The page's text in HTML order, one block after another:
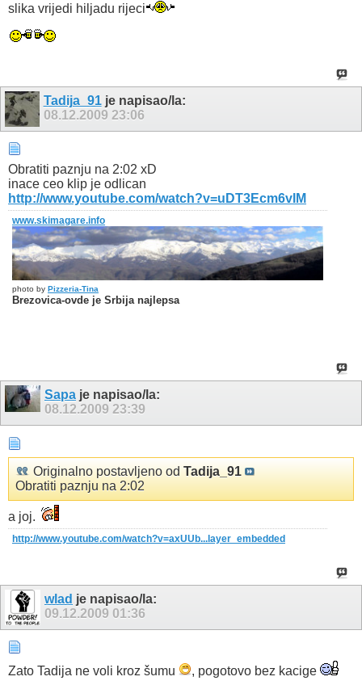
slika vrijedi hiljadu rijeci
Tadija_91je napisao/la:
08.12.2009 23:06
Obratiti paznju na 2:02 xD
inace ceo klip je odlican
http://www.youtube.com/watch?v=uDT3Ecm6vIM
www.skimagare.info
photo by Pizzeria-Tina
Brezovica-ovde je Srbija najlepsa
Sapa je napisao/la:
08.12.2009 23:39
Originalno postavljeno od Tadija_91
Obratiti paznju na 2:02
a joj.
http://www.youtube.com/watch?v=axUUb...layer_embedded
wlad je napisao/la:
09.12.2009 01:36
Zato Tadija ne voli kroz šumu , pogotovo bez kacige